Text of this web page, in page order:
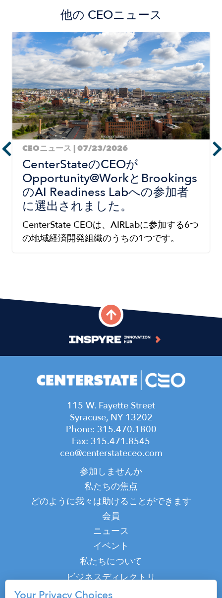
他の CEOニュース
Image
CEOニュース | 07/23/2026
CenterStateのCEOが
Opportunity@WorkとBrookings
のAI Readiness Labへの参加者
に選出されました。
CenterState CEOは、AIRLabに参加する6つ
の地域経済開発組織のうちの1つです。
115 W. Fayette Street
Syracuse, NY 13202
Phone: 315.470.1800
Fax: 315.471.8545
ceo@centerstateceo.com
navigation
参加しませんか
私たちの焦点
どのように我々は助けることができます
会員
ニュース
イベント
Top
私たちについて
ビジネスディレクトリ
ポッドキャスト